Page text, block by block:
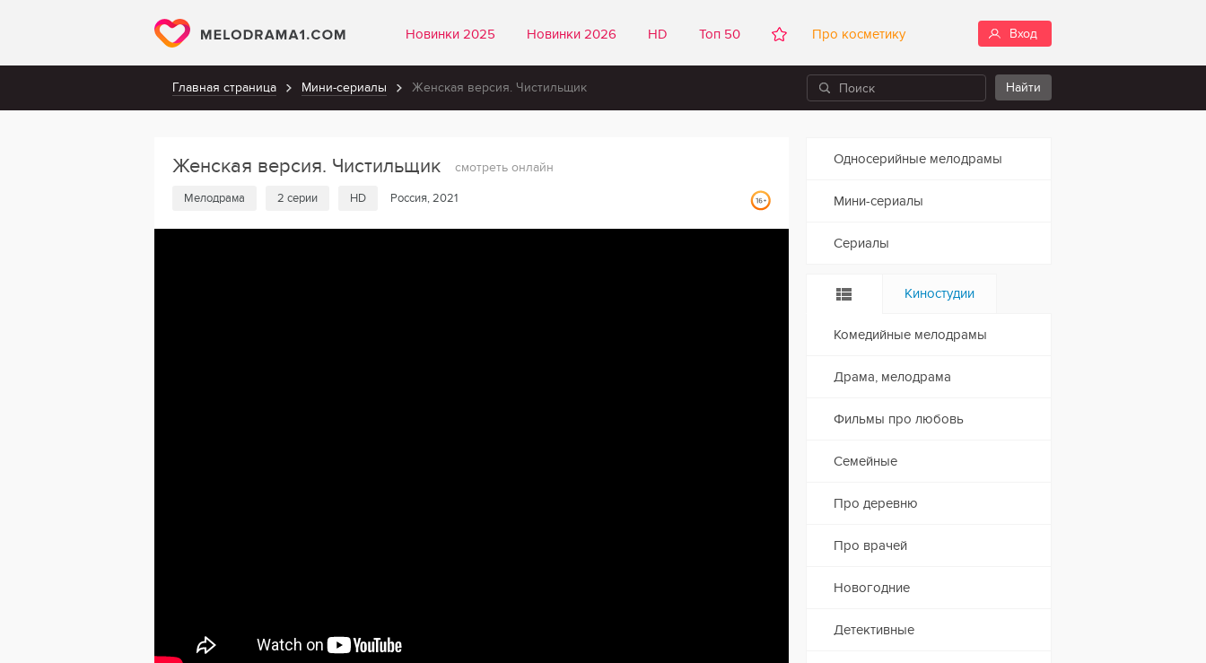
Новинки 2025 Новинки 2026 HD Топ 50 Про косметику Вход
Главная страница Мини-сериалы Женская версия. Чистильщик
Женская версия. Чистильщик смотреть онлайн
Мелодрама 2 серии HD Россия, 2021
Односерийные мелодрамы
Мини-сериалы
Сериалы
Киностудии
Комедийные мелодрамы
Драма, мелодрама
Фильмы про любовь
Семейные
Про деревню
Про врачей
Новогодние
Детективные